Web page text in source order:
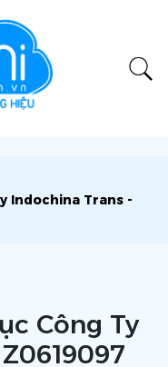
Indochina Trans -
Công Ty